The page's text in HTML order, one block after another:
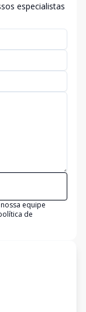
especialistas
equipe
de